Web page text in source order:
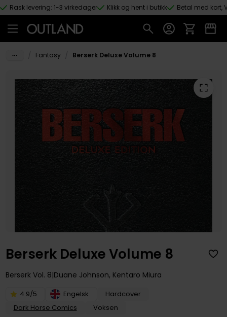
Hopp til hovedinnhold
Rask levering: 1-3 virkedager Klikk og hent i butikk Betal med kort,
Fantasy Berserk Deluxe Volume 8
Berserk Deluxe Volume 8
Berserk Vol. 8 Duane Johnson, Kentaro Miura
4.9/5 Engelsk
Hardcover
Dark Horse Comics
Voksen